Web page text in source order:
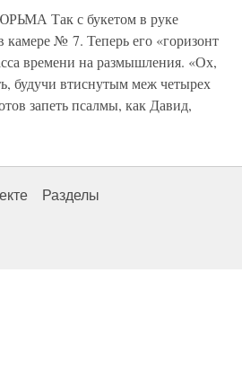
Так с букетом в руке
камере № 7. Теперь его «горизонт
времени на размышления. «Ох,
будучи втиснутым меж четырех
запеть псалмы, как Давид,
Разделы